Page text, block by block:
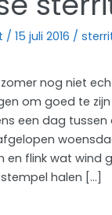
/15 juli 2016 /
nog niet
om goed te
een dag tussen
en flink wat wind
halen […]